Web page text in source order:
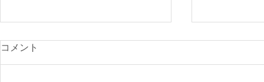
光が丘900
コメント